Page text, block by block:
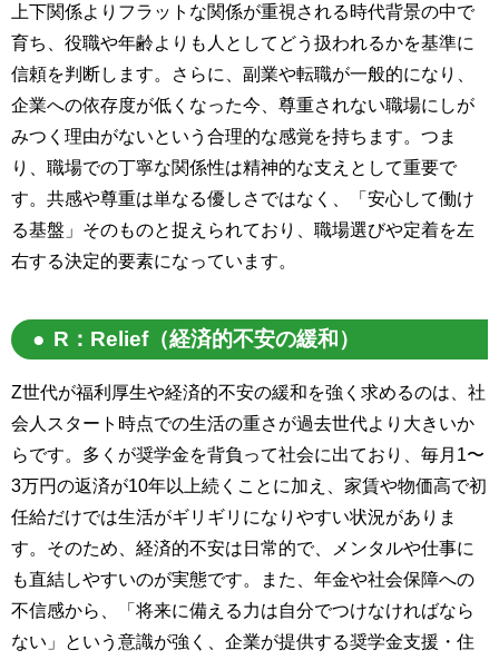
上下関係よりフラットな関係が重視される時代背景の中で
育ち、役職や年齢よりも人としてどう扱われるかを基準に
信頼を判断します。さらに、副業や転職が一般的になり、
企業への依存度が低くなった今、尊重されない職場にしが
みつく理由がないという合理的な感覚を持ちます。つま
り、職場での丁寧な関係性は精神的な支えとして重要で
す。共感や尊重は単なる優しさではなく、「安心して働け
る基盤」そのものと捉えられており、職場選びや定着を左
右する決定的要素になっています。
R：Relief（経済的不安の緩和）
Z世代が福利厚生や経済的不安の緩和を強く求めるのは、社
会人スタート時点での生活の重さが過去世代より大きいか
らです。多くが奨学金を背負って社会に出ており、毎月1〜
3万円の返済が10年以上続くことに加え、家賃や物価高で初
任給だけでは生活がギリギリになりやすい状況がありま
す。そのため、経済的不安は日常的で、メンタルや仕事に
も直結しやすいのが実態です。また、年金や社会保障への
不信感から、「将来に備える力は自分でつけなければなら
ない」という意識が強く、企業が提供する奨学金支援・住